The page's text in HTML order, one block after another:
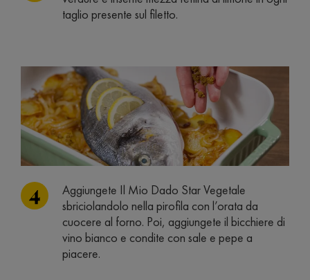
taglio presente sul filetto.
Aggiungete Il Mio Dado Star Vegetale
sbriciolandolo nella pirofila con l’orata da
cuocere al forno. Poi, aggiungete il bicchiere di
vino bianco e condite con sale e pepe a
piacere.